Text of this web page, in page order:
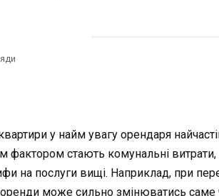
у найм увагу орендаря
фактором стають комунальні
на послуги вищі. Наприклад, при
оренди може сильно змінюватись